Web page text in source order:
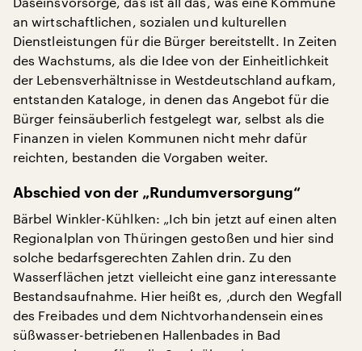
an wirtschaftlichen, sozialen und kulturellen
Dienstleistungen für die Bürger bereitstellt. In Zeiten
des Wachstums, als die Idee von der Einheitlichkeit
der Lebensverhältnisse in Westdeutschland aufkam,
entstanden Kataloge, in denen das Angebot für die
Bürger feinsäuberlich festgelegt war, selbst als die
Finanzen in vielen Kommunen nicht mehr dafür
reichten, bestanden die Vorgaben weiter.
Abschied von der „Rundumversorgung“
Bärbel Winkler-Kühlken: „Ich bin jetzt auf einen alten
Regionalplan von Thüringen gestoßen und hier sind
solche bedarfsgerechten Zahlen drin. Zu den
Wasserflächen jetzt vielleicht eine ganz interessante
Bestandsaufnahme. Hier heißt es, ‚durch den Wegfall
des Freibades und dem Nichtvorhandensein eines
süßwasser-betriebenen Hallenbades in Bad